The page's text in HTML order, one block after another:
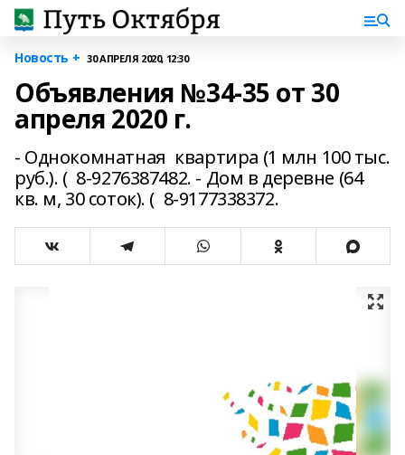
Новость + 30 АПРЕЛЯ 2020, 12:30
Объявления №34-35 от 30
апреля 2020 г.
- Однокомнатная квартира (1 млн 100 тыс.
руб.). ( 8-9276387482. - Дом в деревне (64
кв. м, 30 соток). ( 8-9177338372.